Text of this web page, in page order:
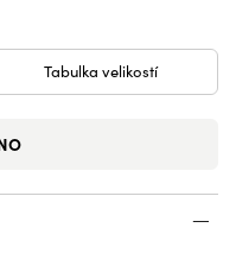
Tabulka velikostí